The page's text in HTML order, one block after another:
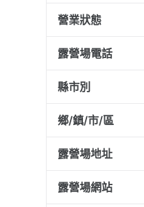
營業狀態
露營場電話
縣市別
鄉/鎮/市/區
露營場地址
露營場網站